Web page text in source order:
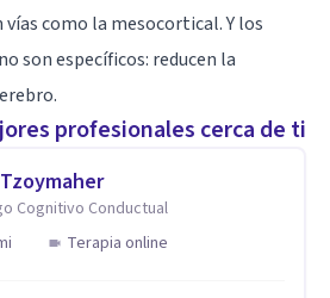
como la mesocortical. Y los
son específicos: reducen la
profesionales cerca de ti
Cognitivo Conductual
Terapia online